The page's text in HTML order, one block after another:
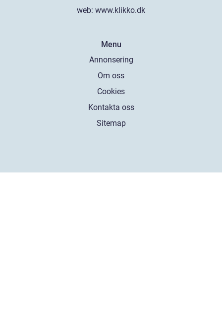
web: www.klikko.dk
Menu
Annonsering
Om oss
Cookies
Kontakta oss
Sitemap